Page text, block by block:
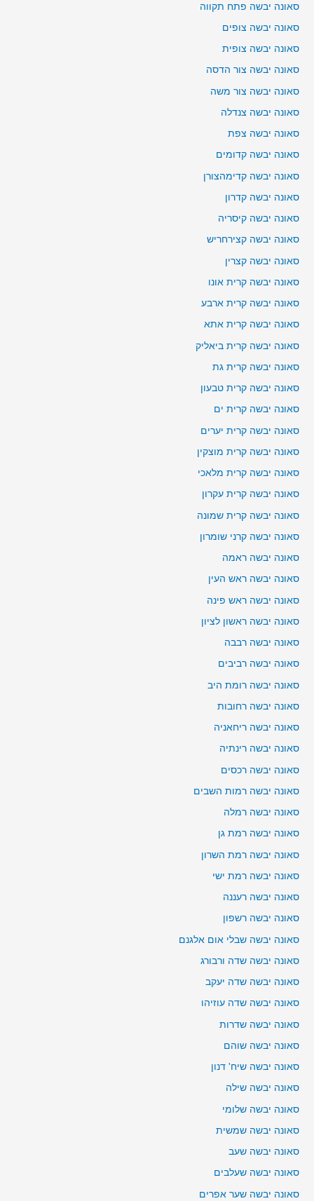
סאונה יבשה פתח תקווה
סאונה יבשה צופים
סאונה יבשה צופית
סאונה יבשה צור הדסה
סאונה יבשה צור משה
סאונה יבשה צנדלה
סאונה יבשה צפת
סאונה יבשה קדומים
סאונה יבשה קדימהצורן
סאונה יבשה קדרון
סאונה יבשה קיסריה
סאונה יבשה קצירחריש
סאונה יבשה קצרין
סאונה יבשה קרית אונו
סאונה יבשה קרית ארבע
סאונה יבשה קרית אתא
סאונה יבשה קרית ביאליק
סאונה יבשה קרית גת
סאונה יבשה קרית טבעון
סאונה יבשה קרית ים
סאונה יבשה קרית יערים
סאונה יבשה קרית מוצקין
סאונה יבשה קרית מלאכי
סאונה יבשה קרית עקרון
סאונה יבשה קרית שמונה
סאונה יבשה קרני שומרון
סאונה יבשה ראמה
סאונה יבשה ראש העין
סאונה יבשה ראש פינה
סאונה יבשה ראשון לציון
סאונה יבשה רבבה
סאונה יבשה רביבים
סאונה יבשה רומת היב
סאונה יבשה רחובות
סאונה יבשה ריחאניה
סאונה יבשה רינתיה
סאונה יבשה רכסים
סאונה יבשה רמות השבים
סאונה יבשה רמלה
סאונה יבשה רמת גן
סאונה יבשה רמת השרון
סאונה יבשה רמת ישי
סאונה יבשה רעננה
סאונה יבשה רשפון
סאונה יבשה שבלי אום אלגנם
סאונה יבשה שדה ורבורג
סאונה יבשה שדה יעקב
סאונה יבשה שדה עוזיהו
סאונה יבשה שדרות
סאונה יבשה שוהם
סאונה יבשה שיח' דנון
סאונה יבשה שילה
סאונה יבשה שלומי
סאונה יבשה שמשית
סאונה יבשה שעב
סאונה יבשה שעלבים
סאונה יבשה שער אפרים